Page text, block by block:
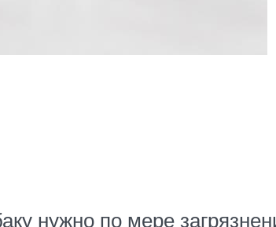
нужно по мере